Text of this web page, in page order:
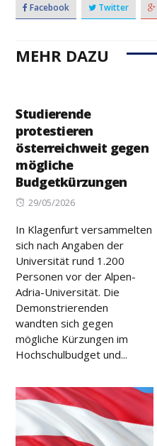
Facebook Twitter
MEHR DAZU
Studierende
protestieren
österreichweit gegen
mögliche
Budgetkürzungen
Posted
29/05/2026
In Klagenfurt versammelten
sich nach Angaben der
Universität rund 1.200
Personen vor der Alpen-
Adria-Universität. Die
Demonstrierenden
wandten sich gegen
mögliche Kürzungen im
Hochschulbudget und...